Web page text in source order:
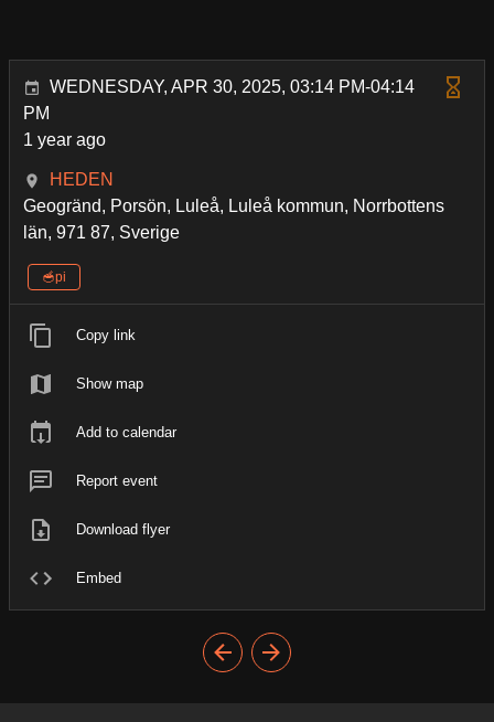
WEDNESDAY, APR 30, 2025, 03:14 PM-04:14
PM
1 year ago
HEDEN
Geogränd, Porsön, Luleå, Luleå kommun, Norrbottens
län, 971 87, Sverige
🥣pi
Copy link
Show map
Add to calendar
Report event
Download flyer
Embed